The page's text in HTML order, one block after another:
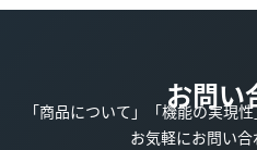
お問い
「商品について」「機能の実現
お気軽にお問い合